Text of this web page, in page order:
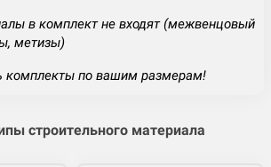
в комплект не входят (межвенцовый
метизы)
комплекты по вашим размерам!
строительного материала